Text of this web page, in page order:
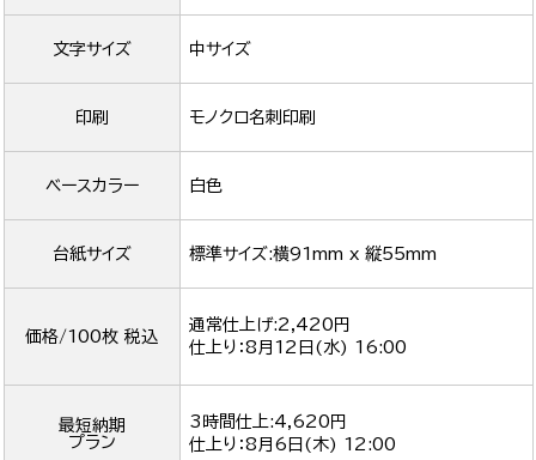
文字サイズ 中サイズ
印刷 モノクロ名刺印刷
ベースカラー 白色
台紙サイズ 標準サイズ:横91mm x 縦55mm
価格/100枚 税込
通常仕上げ:2,420円
仕上り：8月12日(水) 16:00
最短納期
プラン
3時間仕上:4,620円
仕上り：8月6日(木) 12:00